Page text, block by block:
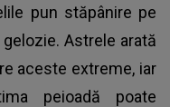
pun stăpânire pe
Astrele arată
aceste extreme, iar
peioadă poate